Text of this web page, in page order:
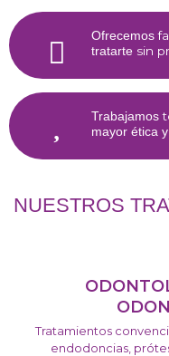
Ofrecemos
tratarte sin
Trabajamos
mayor ética
NUESTROS
Tratamientos
endodoncias,